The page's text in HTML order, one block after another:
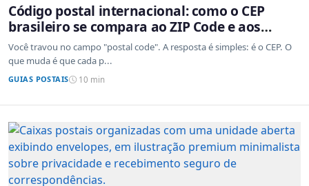
Código postal internacional: como o CEP
brasileiro se compara ao ZIP Code e aos
sistemas de outros países
Você travou no campo "postal code". A resposta é simples: é o CEP. O
que muda é que cada p...
GUIAS POSTAIS 10 min